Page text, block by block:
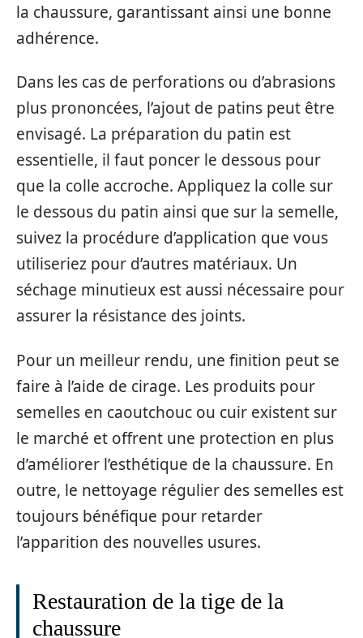
la chaussure, garantissant ainsi une bonne
adhérence.
Dans les cas de perforations ou d’abrasions
plus prononcées, l’ajout de patins peut être
envisagé. La préparation du patin est
essentielle, il faut poncer le dessous pour
que la colle accroche. Appliquez la colle sur
le dessous du patin ainsi que sur la semelle,
suivez la procédure d’application que vous
utiliseriez pour d’autres matériaux. Un
séchage minutieux est aussi nécessaire pour
assurer la résistance des joints.
Pour un meilleur rendu, une finition peut se
faire à l’aide de cirage. Les produits pour
semelles en caoutchouc ou cuir existent sur
le marché et offrent une protection en plus
d’améliorer l’esthétique de la chaussure. En
outre, le nettoyage régulier des semelles est
toujours bénéfique pour retarder
l’apparition des nouvelles usures.
Restauration de la tige de la
chaussure